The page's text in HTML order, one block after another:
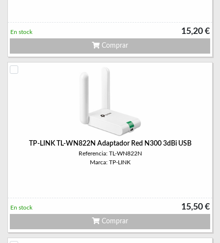
15,20 €
En stock
Comprar
TP-LINK TL-WN822N Adaptador Red N300 3dBi USB
Referencia: TL-WN822N
Marca: TP-LINK
15,50 €
En stock
Comprar